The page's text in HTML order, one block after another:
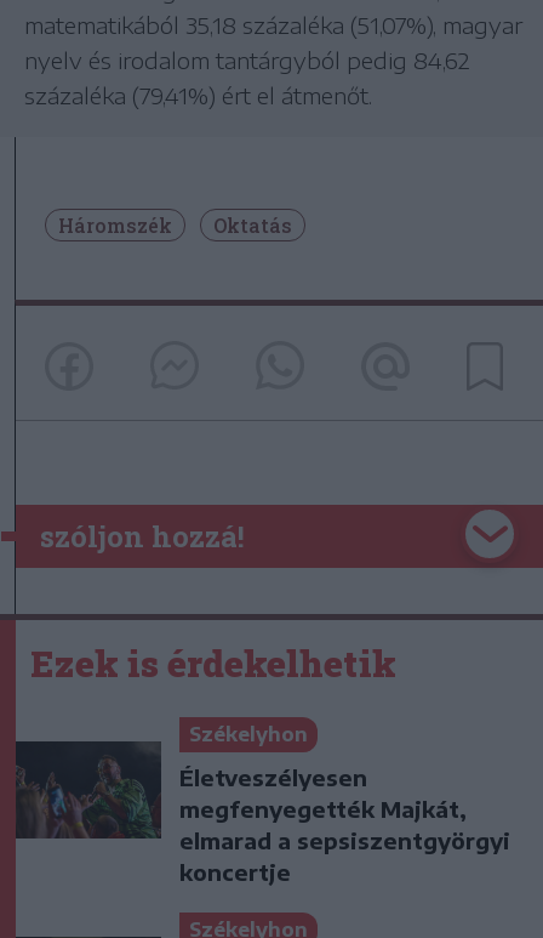
matematikából 35,18 százaléka (51,07%), magyar
nyelv és irodalom tantárgyból pedig 84,62
százaléka (79,41%) ért el átmenőt.
Háromszék Oktatás
szóljon hozzá!
Ezek is érdekelhetik
Székelyhon
Életveszélyesen
megfenyegették Majkát,
elmarad a sepsiszentgyörgyi
koncertje
Székelyhon